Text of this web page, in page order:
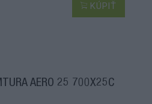
KÚPIŤ
AERO 25 700X25C